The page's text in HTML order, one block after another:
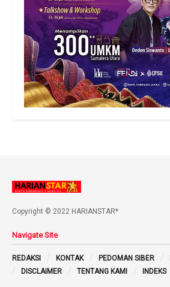
Copyright © 2022 HARIANSTAR*
Navigate Site
REDAKSI KONTAK PEDOMAN SIBER
DISCLAIMER
TENTANG KAMI INDEKS